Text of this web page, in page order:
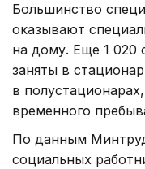
Большинство
оказывают
на дому. Еще 1 020
заняты в
в
временного
По данным
социальных